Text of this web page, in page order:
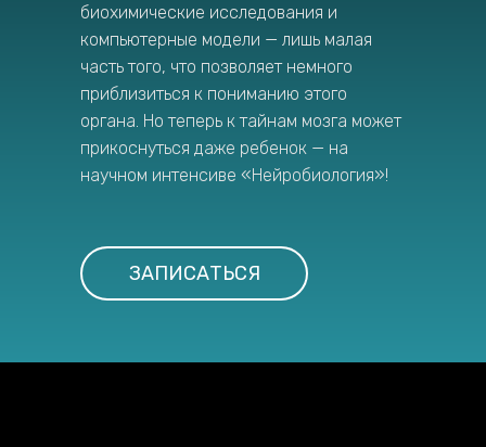
биохимические исследования и
компьютерные модели — лишь малая
часть того, что позволяет немного
приблизиться к пониманию этого
органа. Но теперь к тайнам мозга может
прикоснуться даже ребенок — на
научном интенсиве «Нейробиология»!
ЗАПИСАТЬСЯ